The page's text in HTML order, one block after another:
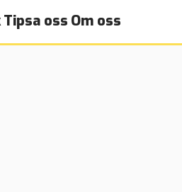
Tipsa oss Om oss